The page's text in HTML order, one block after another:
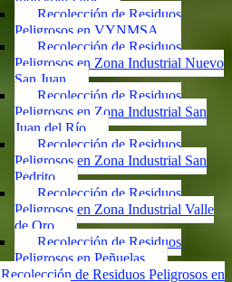
Recolección de Residuos
Peligrosos en VYNMSA
Recolección de Residuos
Peligrosos en Zona Industrial Nuevo
San Juan
Recolección de Residuos
Peligrosos en Zona Industrial San
Juan del Río
Recolección de Residuos
Peligrosos en Zona Industrial San
Pedrito
Recolección de Residuos
Peligrosos en Zona Industrial Valle
de Oro
Recolección de Residuos
Peligrosos en Peñuelas
Recolección de Residuos Peligrosos en